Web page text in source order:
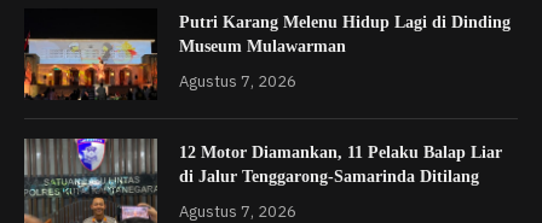
Putri Karang Melenu Hidup Lagi di Dinding
Museum Mulawarman
Agustus 7, 2026
12 Motor Diamankan, 11 Pelaku Balap Liar
di Jalur Tenggarong-Samarinda Ditilang
Agustus 7, 2026